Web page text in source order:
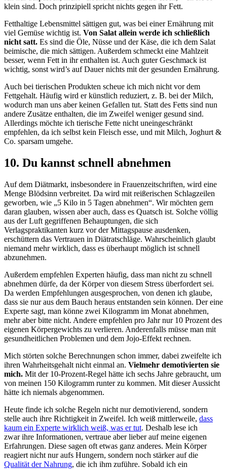
klein sind. Doch prinzipiell spricht nichts gegen ihr Fett.
Fetthaltige Lebensmittel sättigen gut, was bei einer Ernährung mit
viel Gemüse wichtig ist. Von Salat allein werde ich schließlich
nicht satt. Es sind die Öle, Nüsse und der Käse, die ich dem Salat
beimische, die mich sättigen. Außerdem schmeckt eine Mahlzeit
besser, wenn Fett in ihr enthalten ist. Auch guter Geschmack ist
wichtig, sonst wird’s auf Dauer nichts mit der gesunden Ernährung.
Auch bei tierischen Produkten scheue ich mich nicht vor dem
Fettgehalt. Häufig wird er künstlich reduziert, z. B. bei der Milch,
wodurch man uns aber keinen Gefallen tut. Statt des Fetts sind nun
andere Zusätze enthalten, die im Zweifel weniger gesund sind.
Allerdings möchte ich tierische Fette nicht uneingeschränkt
empfehlen, da ich selbst kein Fleisch esse, und mit Milch, Joghurt &
Co. sparsam umgehe.
10. Du kannst schnell abnehmen
Auf dem Diätmarkt, insbesondere in Frauenzeitschriften, wird eine
Menge Blödsinn verbreitet. Da wird mit reißerischen Schlagzeilen
geworben, wie „5 Kilo in 5 Tagen abnehmen“. Wir möchten gern
daran glauben, wissen aber auch, dass es Quatsch ist. Solche völlig
aus der Luft gegriffenen Behauptungen, die sich
Verlagspraktikanten kurz vor der Mittagspause ausdenken,
erschüttern das Vertrauen in Diätratschläge. Wahrscheinlich glaubt
niemand mehr wirklich, dass es überhaupt möglich ist schnell
abzunehmen.
Außerdem empfehlen Experten häufig, dass man nicht zu schnell
abnehmen dürfe, da der Körper von diesem Stress überfordert sei.
Da werden Empfehlungen ausgesprochen, von denen ich glaube,
dass sie nur aus dem Bauch heraus entstanden sein können. Der eine
Experte sagt, man könne zwei Kilogramm im Monat abnehmen,
mehr aber bitte nicht. Andere empfehlen pro Jahr nur 10 Prozent des
eigenen Körpergewichts zu verlieren. Anderenfalls müsse man mit
gesundheitlichen Problemen und dem Jojo-Effekt rechnen.
Mich störten solche Berechnungen schon immer, dabei zweifelte ich
ihren Wahrheitsgehalt nicht einmal an. Vielmehr demotivierten sie
mich. Mit der 10-Prozent-Regel hätte ich sechs Jahre gebraucht, um
von meinen 150 Kilogramm runter zu kommen. Mit dieser Aussicht
hätte ich niemals abgenommen.
Heute finde ich solche Regeln nicht nur demotivierend, sondern
stelle auch ihre Richtigkeit in Zweifel. Ich weiß mittlerweile, dass
kaum ein Experte wirklich weiß, was er tut. Deshalb lese ich
zwar ihre Informationen, vertraue aber lieber auf meine eigenen
Erfahrungen. Diese sagen oft etwas ganz anderes. Mein Körper
reagiert nicht nur aufs Hungern, sondern noch stärker auf die
Qualität der Nahrung, die ich ihm zuführe. Sobald ich ein